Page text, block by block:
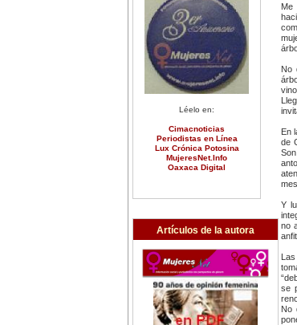
Léelo en:
Cimacnoticias
Periodistas en Línea
Lux Crónica Potosina
MujeresNet.Info
Oaxaca Digital
Artículos de la autora
Me
No
En
de
Y
no
se
No